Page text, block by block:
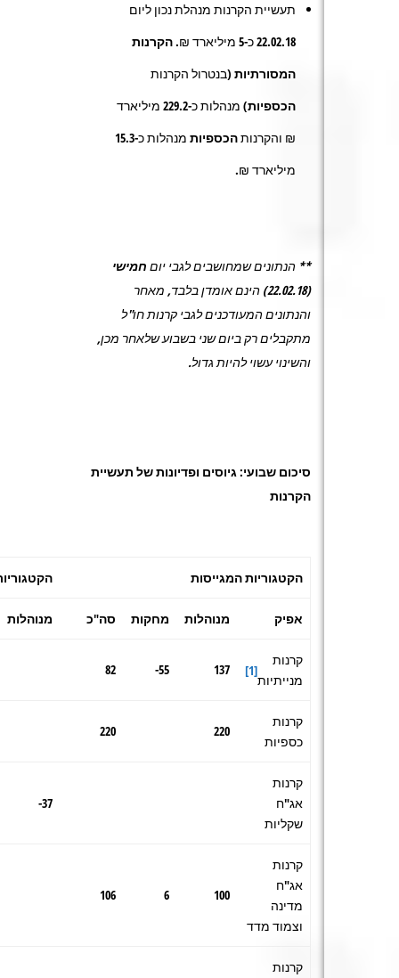
תעשיית הקרנות מנהלת נכון ליום
22.02.18 כ-
5 מיליארד ₪.הקרנות
המסורתיות (בנטרול הקרנות
הכספיות) מנהלות כ-229.2 מיליארד
₪ והקרנותהכספיות מנהלות כ-15.3
מיליארד ₪.
** הנתונים שמחושבים לגבי יום חמישי
(22.02.18)
הינם אומדן בלבד, מאחר
והנתונים המעודכנים לגבי קרנות חו"ל
מתקבלים רק ביום שני בשבוע שלאחר מכן,
והשינוי עשוי להיות גדול.
סיכום שבועי: גיוסים ופדיונות של תעשיית
הקרנות
הקטגוריות המגייסות
אפיק מנוהלות מחקות סה"כ מנוהלות
קרנות
מנייתיות
[1]
137
55-
82
קרנות
כספיות
220
220
קרנות
אג"ח
שקליות
37-
קרנות
אג"ח
מדינה
וצמוד מדד
100
6
106
קרנות